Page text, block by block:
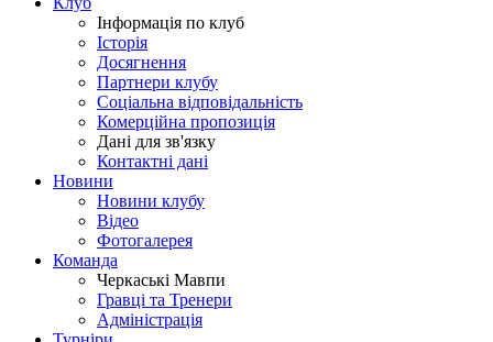
Інформація по клуб
Історія
Досягнення
Партнери клубу
Соціальна відповідальність
Комерційна пропозиція
Дані для зв'язку
Контактні дані
Новини
Новини клубу
Відео
Фотогалерея
Команда
Черкаські Мавпи
Гравці та Тренери
Адміністрація